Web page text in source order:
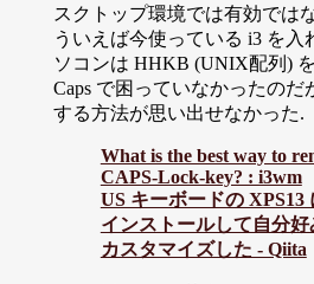
スクトップ環境では有効では
ういえば今使っている i3 を入
ソコンは HHKB (UNIX配列)
Caps で困っていなかったのだ
する方法が思い出せなかった.
What is the best way to
CAPS-Lock-key? : i3wm
US キーボードの XPS13
インストールして自分
カスタマイズした - Qiita